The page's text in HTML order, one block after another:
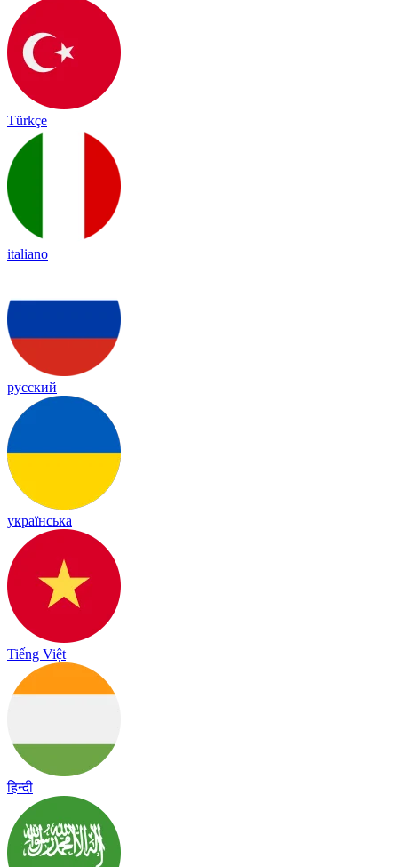
Türkçe
italiano
русский
українська
Tiếng Việt
हिन्दी